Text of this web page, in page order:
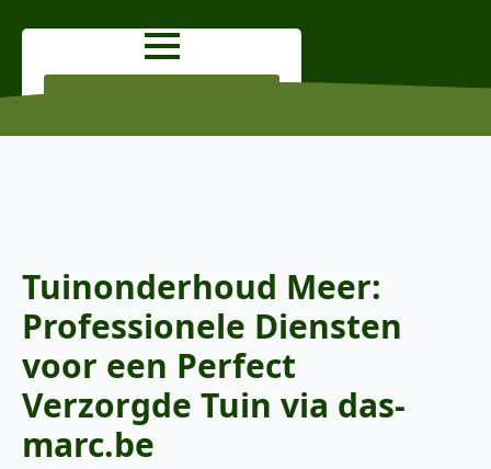
Tuinonderhoud Meer:
Professionele Diensten
voor een Perfect
Verzorgde Tuin via das-
marc.be